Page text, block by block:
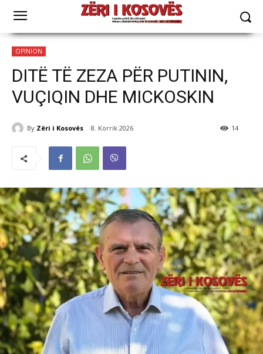
OPINION
DITË TË ZEZA PËR PUTININ,
VUÇIQIN DHE MICKOSKIN
By Zëri i Kosovës 8. Korrik 2026 14